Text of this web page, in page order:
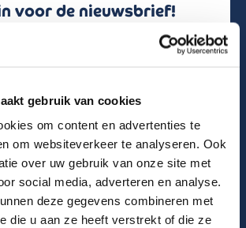
gebruik van cookies
om content en advertenties te
om websiteverkeer te analyseren. Ook
over uw gebruik van onze site met
social media, adverteren en analyse.
deze gegevens combineren met
die u aan ze heeft verstrekt of die ze
karakters
voor de nieuwsbrief!